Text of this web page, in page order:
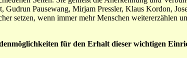
Pausewang, Mirjam Pressler, Klaus Kordon,
setzen, wenn immer mehr Menschen weitererzählen
für den Erhalt dieser wichtigen